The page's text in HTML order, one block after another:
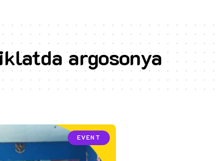
argosonya
EVENT